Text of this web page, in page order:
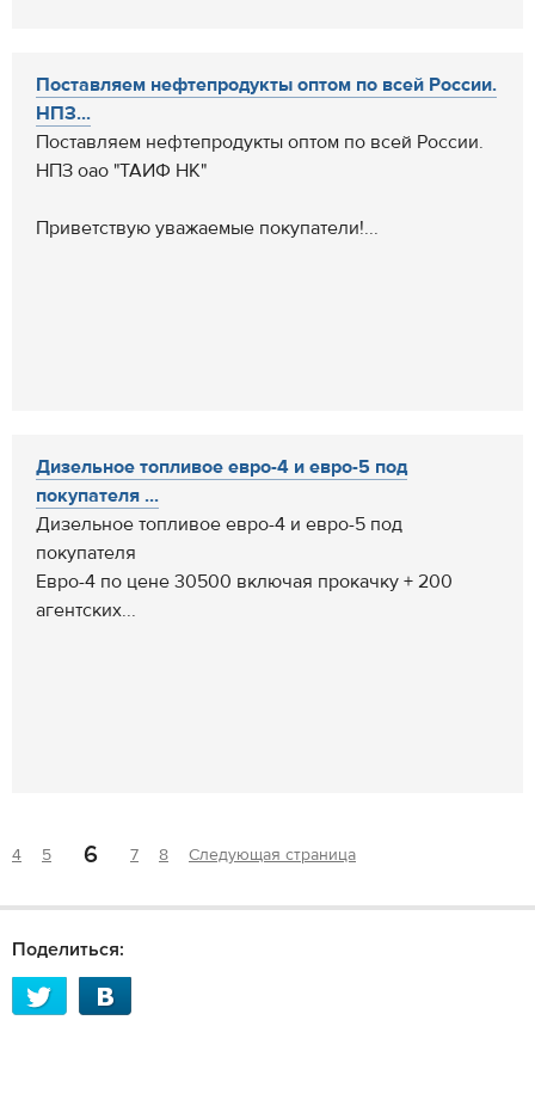
Поставляем нефтепродукты оптом по всей России.
НПЗ...
Поставляем нефтепродукты оптом по всей России.
НПЗ оао "ТАИФ НК"
Приветствую уважаемые покупатели!...
Дизельное топливое евро-4 и евро-5 под
покупателя ...
Дизельное топливое евро-4 и евро-5 под
покупателя
Евро-4 по цене 30500 включая прокачку + 200
агентских...
4 5 6 7 8 Следующая страница
Поделиться: